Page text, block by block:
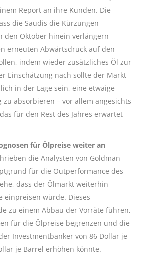
Report an ihre Kunden. Die
die Saudis die Kürzungen
den Oktober hinein verlängern
erneuten Abwärtsdruck auf den
indem wieder zusätzliches Öl zur
Einschätzung nach sollte der Markt
in der Lage sein, eine etwaige
zu absorbieren – vor allem angesichts
für den Rest des Jahres erwartet
für Ölpreise weiter an
die Analysten von Goldman
für die Outperformance des
dass der Ölmarkt weiterhin
einpreisen würde. Dieses
zu einem Abbau der Vorräte führen,
für die Ölpreise begrenzen und die
Investmentbanker von 86 Dollar je
je Barrel erhöhen könnte.